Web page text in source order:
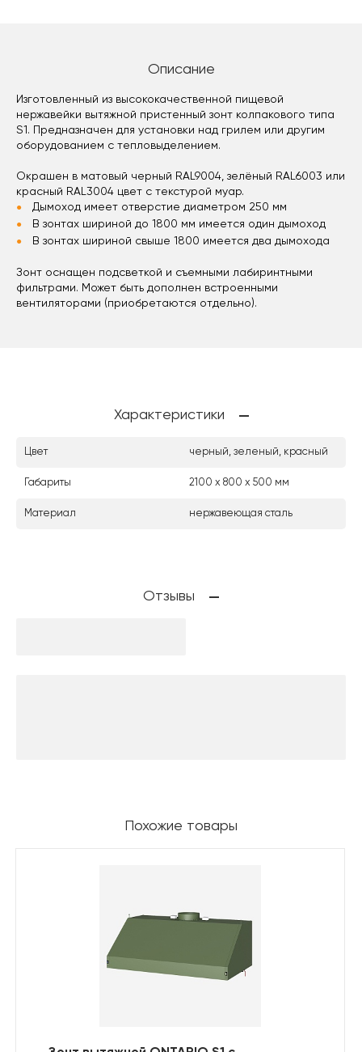
Описание
Изготовленный из высококачественной пищевой
нержавейки вытяжной пристенный зонт колпакового типа
S1. Предназначен для установки над грилем или другим
оборудованием с тепловыделением.
Окрашен в матовый черный RAL9004, зелёный RAL6003 или
красный RAL3004 цвет с текстурой муар.
Дымоход имеет отверстие диаметром 250 мм
В зонтах шириной до 1800 мм имеется один дымоход
В зонтах шириной свыше 1800 имеется два дымохода
Зонт оснащен подсветкой и съемными лабиринтными
фильтрами. Может быть дополнен встроенными
вентиляторами (приобретаются отдельно).
Характеристики
Цвет черный, зеленый, красный
Габариты 2100 x 800 х 500 мм
Материал нержавеющая сталь
Отзывы
Похожие товары